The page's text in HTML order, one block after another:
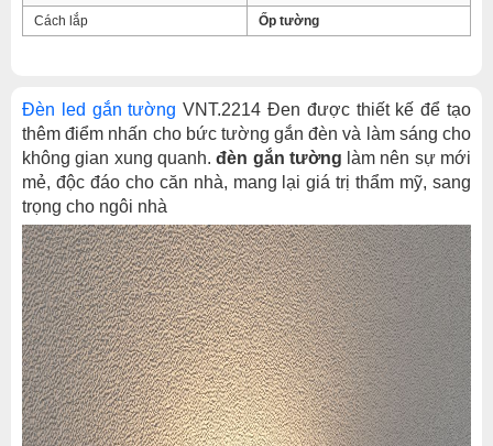
Cách lắp
Ốp tường
Đèn led gắn tường VNT.2214 Đen được thiết kế để tạo
thêm điểm nhấn cho bức tường gắn đèn và làm sáng cho
không gian xung quanh.đèn gắn tường làm nên sự mới
mẻ, độc đáo cho căn nhà, mang lại giá trị thẩm mỹ, sang
trọng cho ngôi nhà